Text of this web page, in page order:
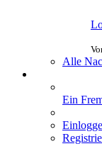
Alle
Ein